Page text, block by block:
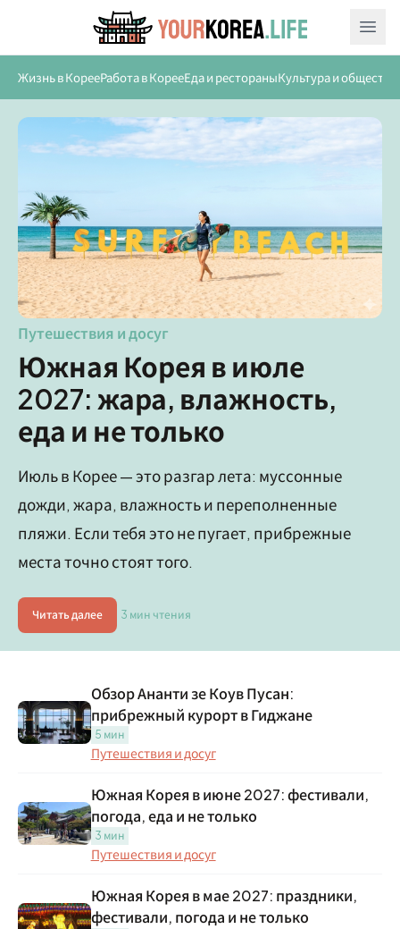
Жизнь в КорееРабота в КорееЕда и рестораныКультура и общество
Путешествия и досуг
Южная Корея в июле
2027: жара, влажность,
еда и не только
Июль в Корее — это разгар лета: муссонные
дожди, жара, влажность и переполненные
пляжи. Если тебя это не пугает, прибрежные
места точно стоят того.
Читать далее 3 мин чтения
Обзор Ананти зе Коув Пусан:
прибрежный курорт в Гиджане
5 мин
Путешествия и досуг
Южная Корея в июне 2027: фестивали,
погода, еда и не только
3 мин
Путешествия и досуг
Южная Корея в мае 2027: праздники,
фестивали, погода и не только